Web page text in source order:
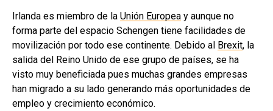
Irlanda es miembro de la Unión Europea y aunque no
forma parte del espacio Schengen tiene facilidades de
movilización por todo ese continente. Debido al Brexit, la
salida del Reino Unido de ese grupo de países, se ha
visto muy beneficiada pues muchas grandes empresas
han migrado a su lado generando más oportunidades de
empleo y crecimiento económico.